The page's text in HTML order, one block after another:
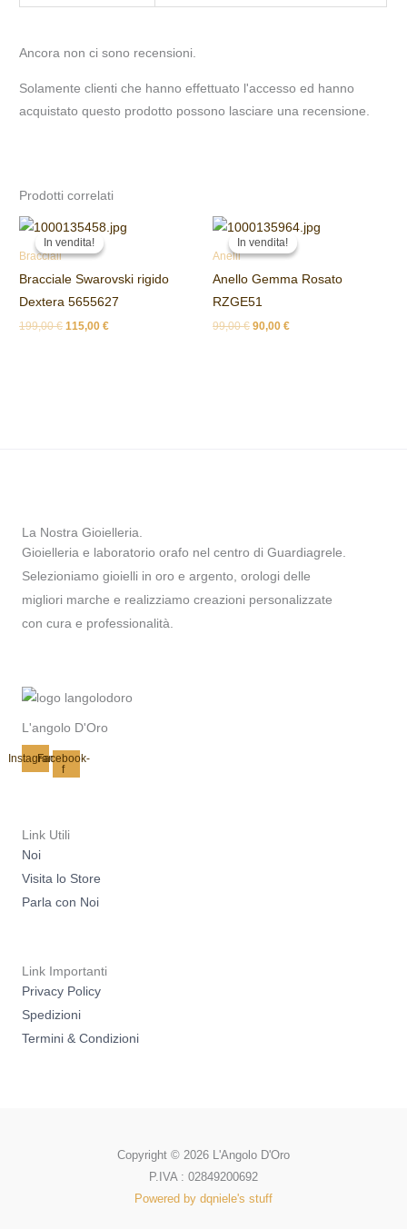
Ancora non ci sono recensioni.
Solamente clienti che hanno effettuato l'accesso ed hanno
acquistato questo prodotto possono lasciare una recensione.
Prodotti correlati
In vendita!
In vendita!
Bracciali
Bracciale Swarovski rigido
Dextera 5655627
199,00€
Il
prezzo
originale
199,00 €.
115,00€
Il
prezzo
115,00 €.
In vendita!
In vendita!
Anelli
Anello Gemma Rosato
RZGE51
99,00€
Il
prezzo
originale
99,00 €.
90,00 €
Il
prezzo
attuale
90,00 €.
La Nostra Gioielleria.
Gioielleria e laboratorio orafo nel centro di Guardiagrele.
Selezioniamo gioielli in oro e argento, orologi delle
migliori marche e realizziamo creazioni personalizzate
con cura e professionalità.
L'angolo D'Oro
InstagramFacebook-
f
Link Utili
Noi
Visita lo Store
Parla con Noi
Link Importanti
Privacy Policy
Spedizioni
Termini & Condizioni
Copyright © 2026 L'Angolo D'Oro
P.IVA : 02849200692
Powered by dqniele's stuff